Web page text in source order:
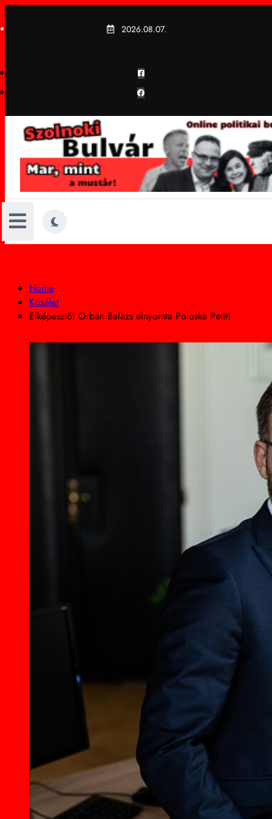
2026.08.07.
Home
Közélet
Elképesztő! Orbán Balázs elnyomta Poloska Petit!